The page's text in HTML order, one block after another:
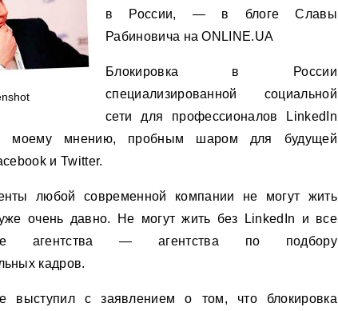
в России, — в блоге Славы
Рабиновича на ONLINE.UA
Блокировка в России
специализированной социальной
сети для профессионалов LinkedIn
моему мнению, пробным шаром для будущей
и Twitter.
любой современной компании не могут жить
очень давно. Не могут жить без LinkedIn и все
агентства — агентства по подбору
кадров.
выступил с заявлением о том, что блокировка